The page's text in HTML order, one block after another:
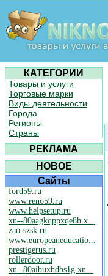
КАТЕГОРИИ
Товары и услуги
Торговые марки
Виды деятельности
Города
Регионы
Страны
РЕКЛАМА
НОВОЕ
Сайты
ford59.ru
www.reno59.ru
www.helpsetup.ru
xn--80aagkqppxqe8h.x...
zao-szsk.ru
www.europeaneducatio...
prestigerus.ru
rollerdoor.ru
xn--80aibuxhdbs1g.xn...